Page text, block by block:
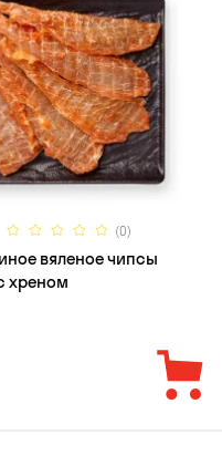
(0)
вяленое чипсы
хреном